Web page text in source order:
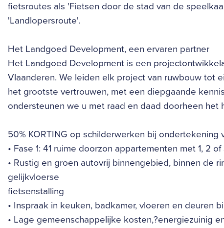
fietsroutes als 'Fietsen door de stad van de
'Landlopersroute'.
Het Landgoed Development, een ervaren partner
Het Landgoed Development is een
Vlaanderen. We leiden elk project van ruwbouw tot
het grootste vertrouwen, met een diepgaande
ondersteunen we u met raad en daad doorheen het
50% KORTING op schilderwerken bij ondertekening
• Fase 1: 41 ruime doorzon appartementen met 1, 2
• Rustig en groen autovrij binnengebied, binnen de
gelijkvloerse
fietsenstalling
• Inspraak in keuken, badkamer, vloeren en deuren
• Lage gemeenschappelijke kosten,?energiezuinig